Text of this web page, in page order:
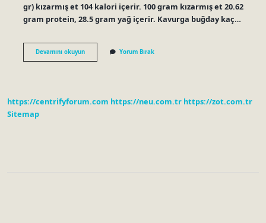
gr) kızarmış et 104 kalori içerir. 100 gram kızarmış et 20.62
gram protein, 28.5 gram yağ içerir. Kavurga buğday kaç…
Devamını okuyun100
Gr
Yorum Bırak
https://centrifyforum.com https://neu.com.tr https://zot.com.tr
Sitemap